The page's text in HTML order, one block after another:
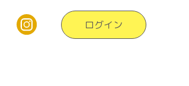
ログイン